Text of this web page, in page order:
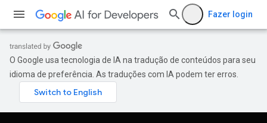
Fazer login
O Google usa tecnologia de IA na tradução de conteúdos para seu
idioma de preferência. As traduções com IA podem ter erros.